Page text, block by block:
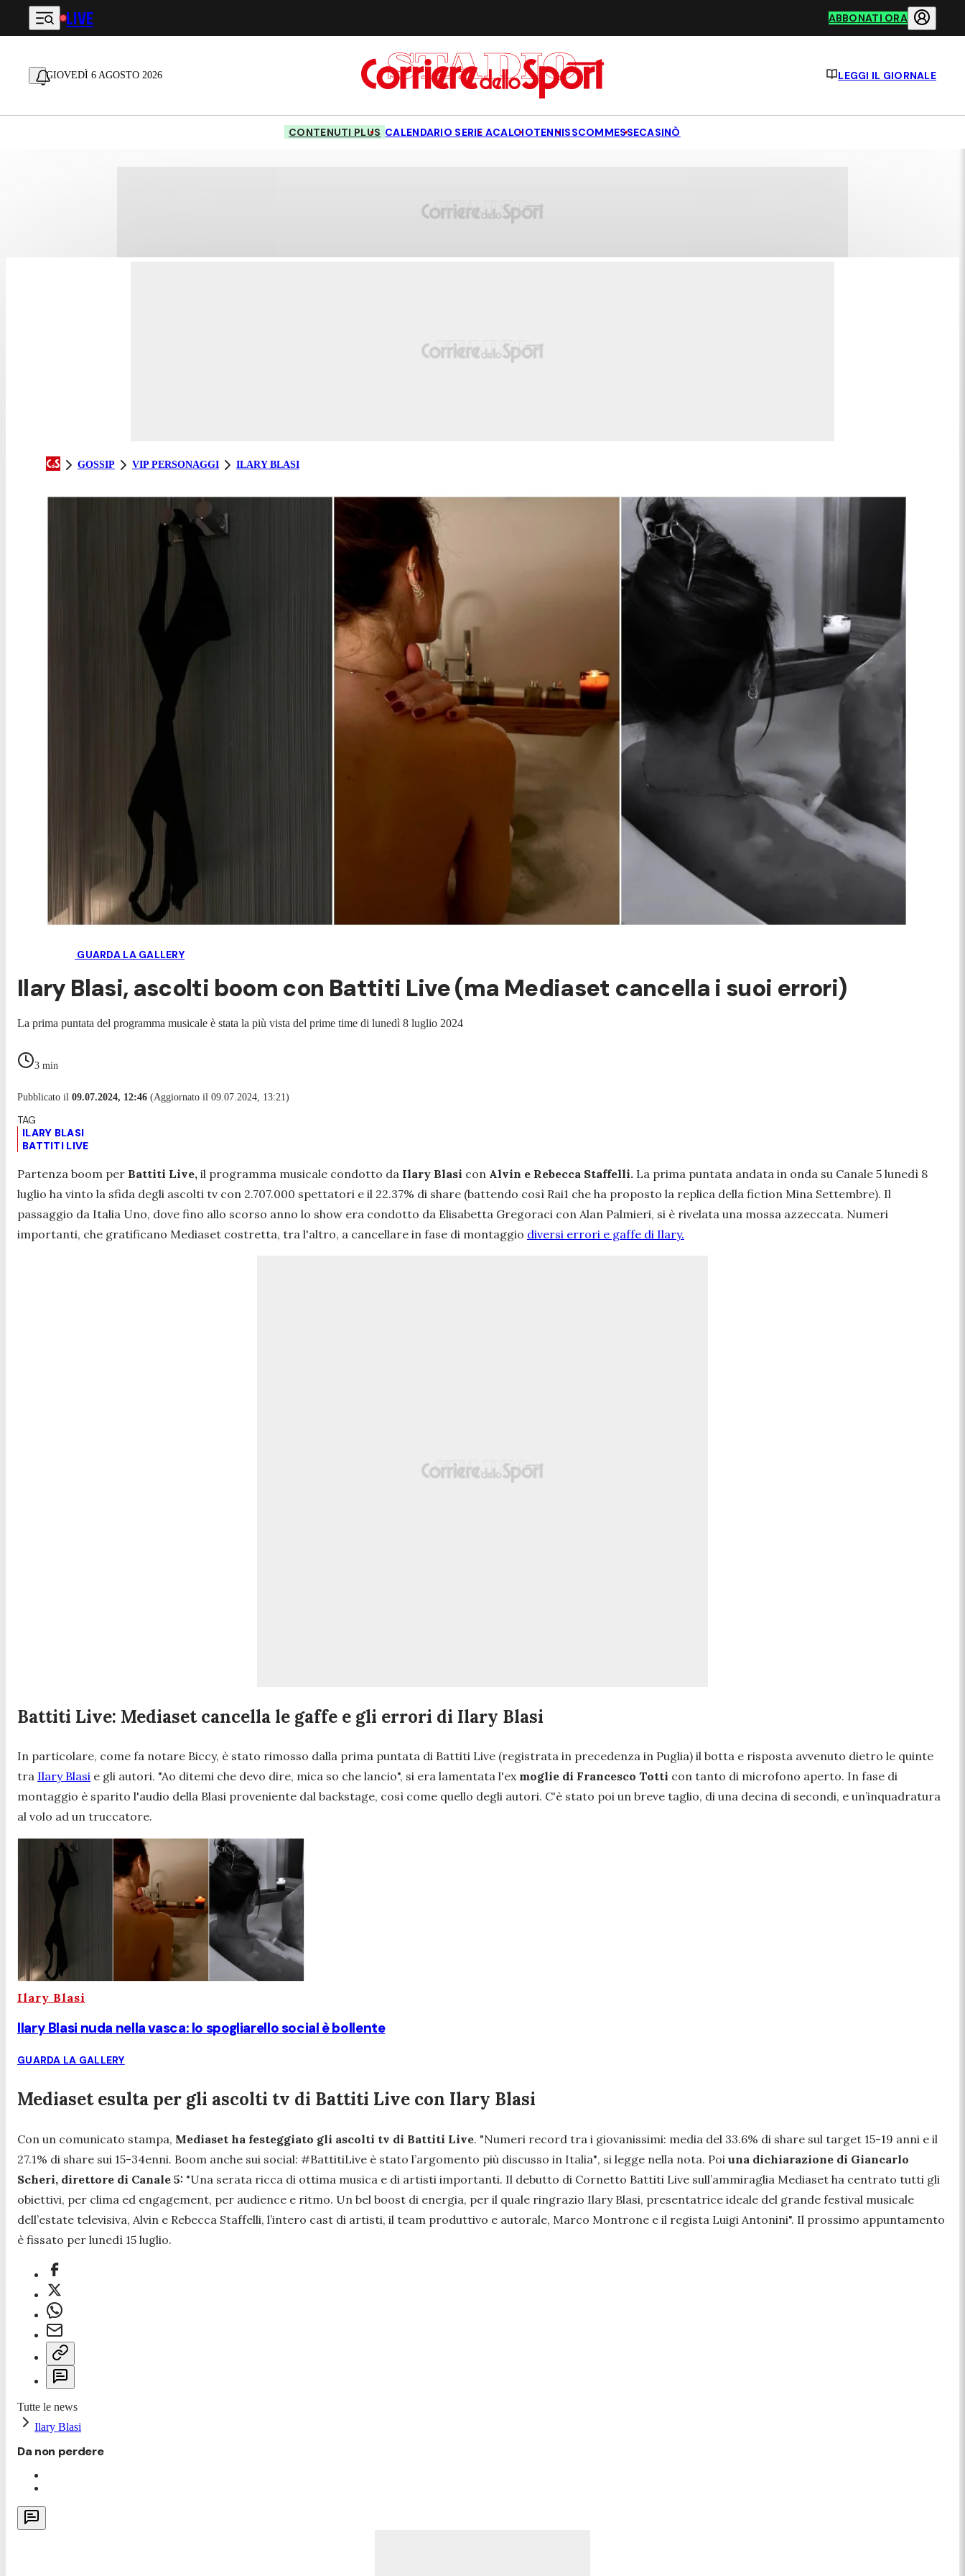
Vai al contenuto principale
LIVE ABBONATI ORA
GIOVEDÌ 6 AGOSTO 2026 LEGGI IL GIORNALE
CONTENUTI PLUS CALENDARIO SERIE ACALCIOTENNISSCOMMESSECASINÒ
GOSSIP VIP PERSONAGGI ILARY BLASI
GUARDA LA GALLERY
Ilary Blasi, ascolti boom con Battiti Live (ma Mediaset cancella i suoi errori)
La prima puntata del programma musicale è stata la più vista del prime time di lunedì 8 luglio 2024
3 min
Pubblicato il 09.07.2024, 12:46 (Aggiornato il 09.07.2024, 13:21)
ILARY BLASI
BATTITI LIVE
Partenza boom per Battiti Live, il programma musicale condotto da Ilary Blasi con Alvin e Rebecca Staffelli. La prima puntata andata in onda su Canale 5 lunedì 8
luglio ha vinto la sfida degli ascolti tv con 2.707.000 spettatori e il 22.37% di share (battendo così Rai1 che ha proposto la replica della fiction Mina Settembre). Il
passaggio da Italia Uno, dove fino allo scorso anno lo show era condotto da Elisabetta Gregoraci con Alan Palmieri, si è rivelata una mossa azzeccata. Numeri
importanti, che gratificano Mediaset costretta, tra l'altro, a cancellare in fase di montaggio diversi errori e gaffe di Ilary.
Battiti Live: Mediaset cancella le gaffe e gli errori di Ilary Blasi
In particolare, come fa notare Biccy, è stato rimosso dalla prima puntata di Battiti Live (registrata in precedenza in Puglia) il botta e risposta avvenuto dietro le quinte
tra Ilary Blasi e gli autori. "Ao ditemi che devo dire, mica so che lancio", si era lamentata l'ex moglie di Francesco Totti con tanto di microfono aperto. In fase di
montaggio è sparito l'audio della Blasi proveniente dal backstage, così come quello degli autori. C'è stato poi un breve taglio, di una decina di secondi, e un’inquadratura
al volo ad un truccatore.
Ilary Blasi
Ilary Blasi nuda nella vasca: lo spogliarello social è bollente
GUARDA LA GALLERY
Mediaset esulta per gli ascolti tv di Battiti Live con Ilary Blasi
Con un comunicato stampa, Mediaset ha festeggiato gli ascolti tv di Battiti Live. "Numeri record tra i giovanissimi: media del 33.6% di share sul target 15-19 anni e il
27.1% di share sui 15-34enni. Boom anche sui social: #BattitiLive è stato l’argomento più discusso in Italia", si legge nella nota. Poi una dichiarazione di Giancarlo
Scheri, direttore di Canale 5: "Una serata ricca di ottima musica e di artisti importanti. Il debutto di Cornetto Battiti Live sull’ammiraglia Mediaset ha centrato tutti gli
obiettivi, per clima ed engagement, per audience e ritmo. Un bel boost di energia, per il quale ringrazio Ilary Blasi, presentatrice ideale del grande festival musicale
dell’estate televisiva, Alvin e Rebecca Staffelli, l’intero cast di artisti, il team produttivo e autorale, Marco Montrone e il regista Luigi Antonini". Il prossimo appuntamento
è fissato per lunedì 15 luglio.
Tutte le news
Ilary Blasi
Da non perdere